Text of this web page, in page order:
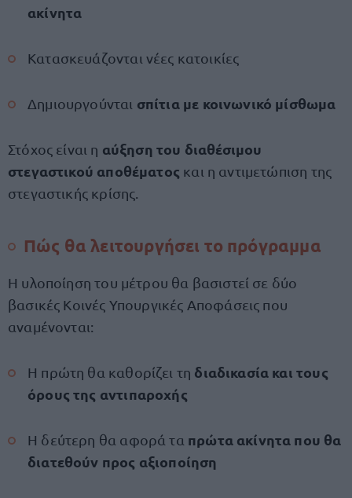
ακίνητα
Κατασκευάζονται νέες κατοικίες
Δημιουργούνται σπίτια με κοινωνικό μίσθωμα
Στόχος είναι η αύξηση του διαθέσιμου
στεγαστικού αποθέματος και η αντιμετώπιση της
στεγαστικής κρίσης.
Πώς θα λειτουργήσει το πρόγραμμα
Η υλοποίηση του μέτρου θα βασιστεί σε δύο
βασικές Κοινές Υπουργικές Αποφάσεις που
αναμένονται:
Η πρώτη θα καθορίζει τη διαδικασία και τους
όρους της αντιπαροχής
Η δεύτερη θα αφορά τα πρώτα ακίνητα που θα
διατεθούν προς αξιοποίηση